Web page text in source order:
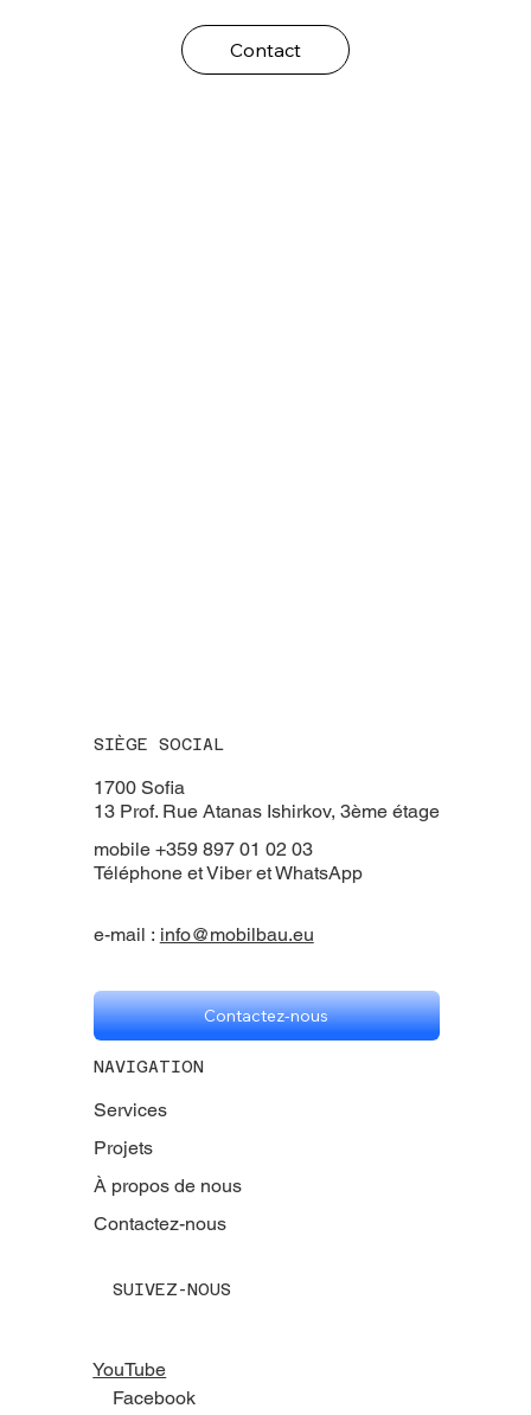
Contact
SIÈGE SOCIAL
​1700 Sofia
13 Prof. Rue Atanas Ishirkov, 3ème étage
mobile +359 897 01 02 03
Téléphone et Viber et WhatsApp
e-mail : info@mobilbau.eu
Contactez-nous
NAVIGATION
Services
Projets
À propos de nous
Contactez-nous
SUIVEZ-NOUS
Facebook
YouTube